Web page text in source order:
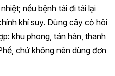
nếu bệnh tái đi tái lại
khí suy. Dùng cây cỏ hôi
khu phong, tán hàn, thanh
chứ không nên dùng đơn